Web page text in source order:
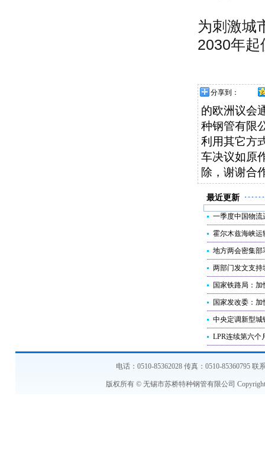
为刺激城
2030年起
分享到：
的欧洲议会
种钢管有限
利用其它方
车决议如原
除，谢谢合
最近更新
一季度中国物
霍尔木兹海峡
地方两会密集
两部门发文支
国家铁路局：
国家发改委：
中央定调新型
LPR连续第六个
电话：0510-85362028 传真：0510-85360795
版权所有 © 无锡市苏桥特种钢管有限公司